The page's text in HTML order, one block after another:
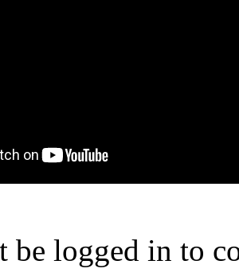
be logged in to